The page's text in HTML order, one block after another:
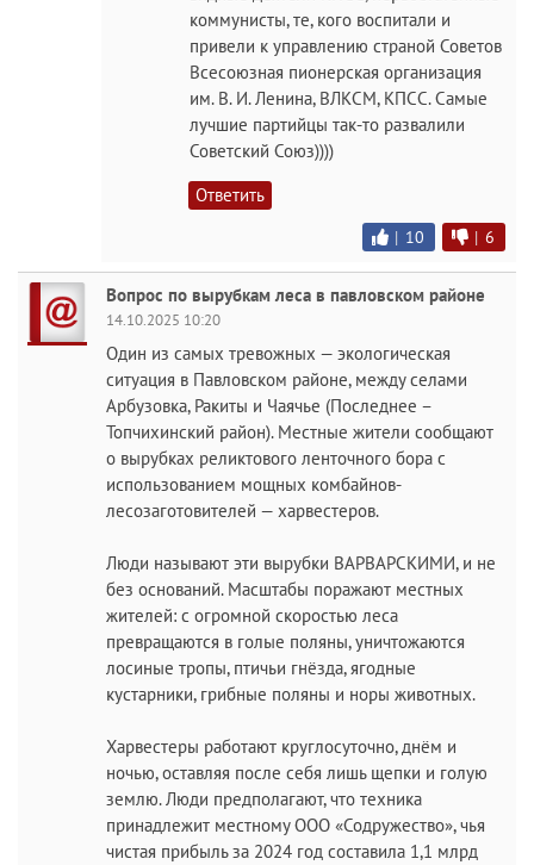
коммунисты, те, кого воспитали и
привели к управлению страной Советов
Всесоюзная пионерская организация
им. В. И. Ленина, ВЛКСМ, КПСС. Самые
лучшие партийцы так-то развалили
Советский Союз))))
Ответить
| 10 | 6
Вопрос по вырубкам леса в павловском районе
14.10.2025 10:20
Один из самых тревожных — экологическая
ситуация в Павловском районе, между селами
Арбузовка, Ракиты и Чаячье (Последнее –
Топчихинский район). Местные жители сообщают
о вырубках реликтового ленточного бора с
использованием мощных комбайнов-
лесозаготовителей — харвестеров.
Люди называют эти вырубки ВАРВАРСКИМИ, и не
без оснований. Масштабы поражают местных
жителей: с огромной скоростью леса
превращаются в голые поляны, уничтожаются
лосиные тропы, птичьи гнёзда, ягодные
кустарники, грибные поляны и норы животных.
Харвестеры работают круглосуточно, днём и
ночью, оставляя после себя лишь щепки и голую
землю. Люди предполагают, что техника
принадлежит местному ООО «Содружество», чья
чистая прибыль за 2024 год составила 1,1 млрд